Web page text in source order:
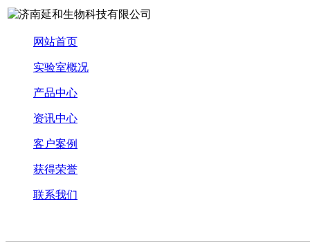
网站首页
实验室概况
产品中心
资讯中心
客户案例
获得荣誉
联系我们